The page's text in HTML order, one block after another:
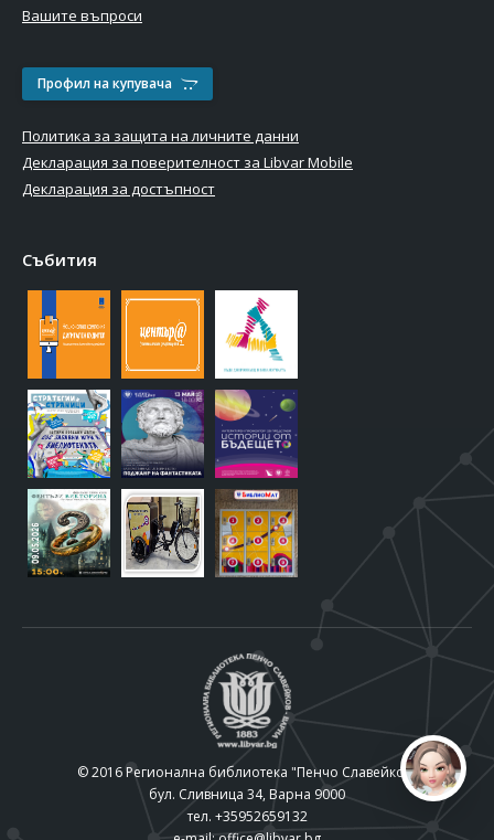
Вашите въпроси
Профил на купувача
Политика за защита на личните данни
Декларация за поверителност за Libvar Mobile
Декларация за достъпност
Събития
© 2016 Регионална библиотека "Пенчо Славейков"
бул. Сливница 34, Варна 9000
тел. +35952659132